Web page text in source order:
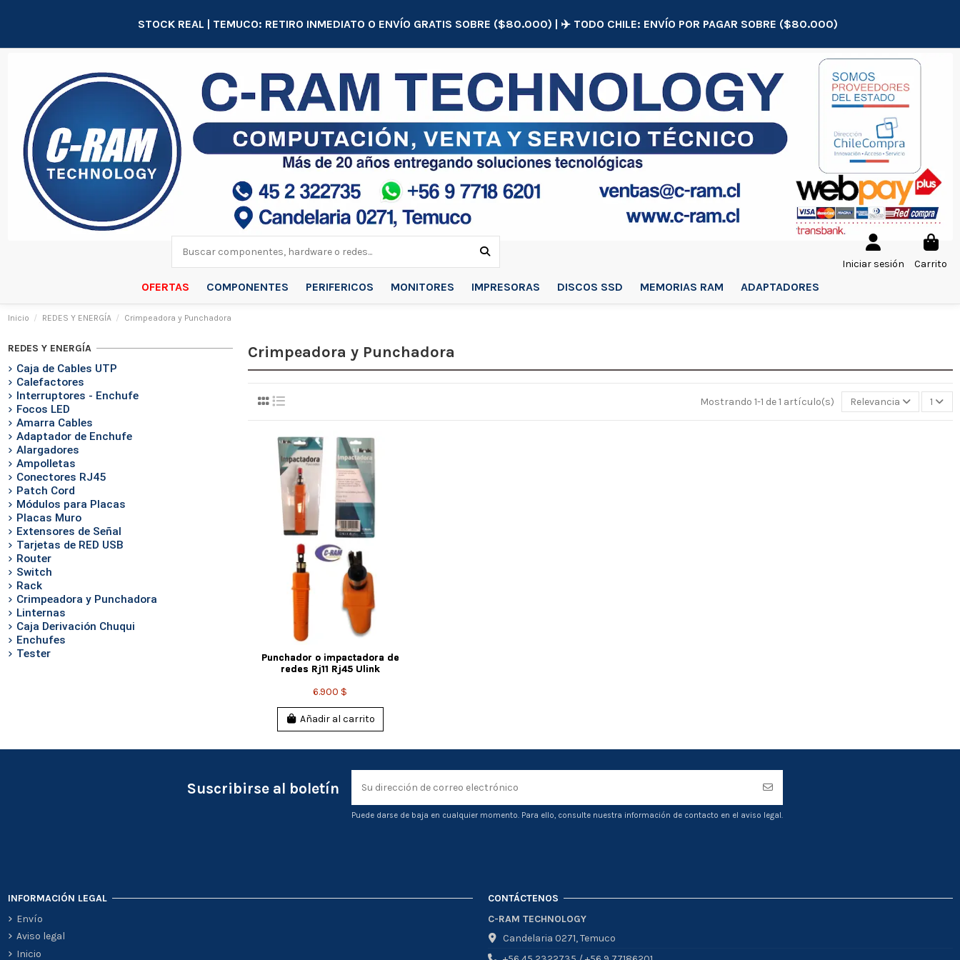
STOCK REAL | TEMUCO: RETIRO INMEDIATO O ENVÍO GRATIS SOBRE ($80.000) | ✈️ TODO CHILE: ENVÍO POR PAGAR SOBRE ($80.000)
Iniciar sesión Carrito
OFERTAS COMPONENTES PERIFERICOS MONITORES IMPRESORAS DISCOS SSD MEMORIAS RAM ADAPTADORES
Inicio REDES Y ENERGÍA Crimpeadora y Punchadora
Crimpeadora y Punchadora
Mostrando 1-1 de 1 artículo(s) Relevancia 1
Punchador o impactadora de
redes Rj11 Rj45 Ulink
6.900 $
Añadir al carrito
REDES Y ENERGÍA
Caja de Cables UTP
Calefactores
Interruptores - Enchufe
Focos LED
Amarra Cables
Adaptador de Enchufe
Alargadores
Ampolletas
Conectores RJ45
Patch Cord
Módulos para Placas
Placas Muro
Extensores de Señal
Tarjetas de RED USB
Router
Switch
Rack
Crimpeadora y Punchadora
Linternas
Caja Derivación Chuqui
Enchufes
Tester
Suscribirse al boletín
Puede darse de baja en cualquier momento. Para ello, consulte nuestra información de contacto en el aviso legal.
INFORMACIÓN LEGAL
Envío
Aviso legal
Inicio
CONTÁCTENOS
C-RAM TECHNOLOGY
Candelaria 0271, Temuco